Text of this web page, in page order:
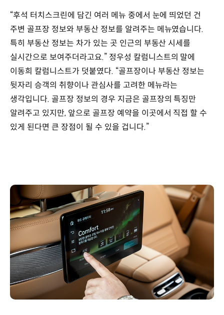
“후석 터치스크린에 담긴 여러 메뉴 중에서 눈에 띄었던 건
주변 골프장 정보와 부동산 정보를 알려주는 메뉴였습니다.
특히 부동산 정보는 차가 있는 곳 인근의 부동산 시세를
실시간으로 보여주더라고요.” 정우성 칼럼니스트의 말에
이동희 칼럼니스트가 덧붙였다. “골프장이나 부동산 정보는
뒷자리 승객의 취향이나 관심사를 고려한 메뉴라는
생각입니다. 골프장 정보의 경우 지금은 골프장의 특징만
알려주고 있지만, 앞으로 골프장 예약을 이곳에서 직접 할 수
있게 된다면 큰 장점이 될 수 있을 겁니다.”